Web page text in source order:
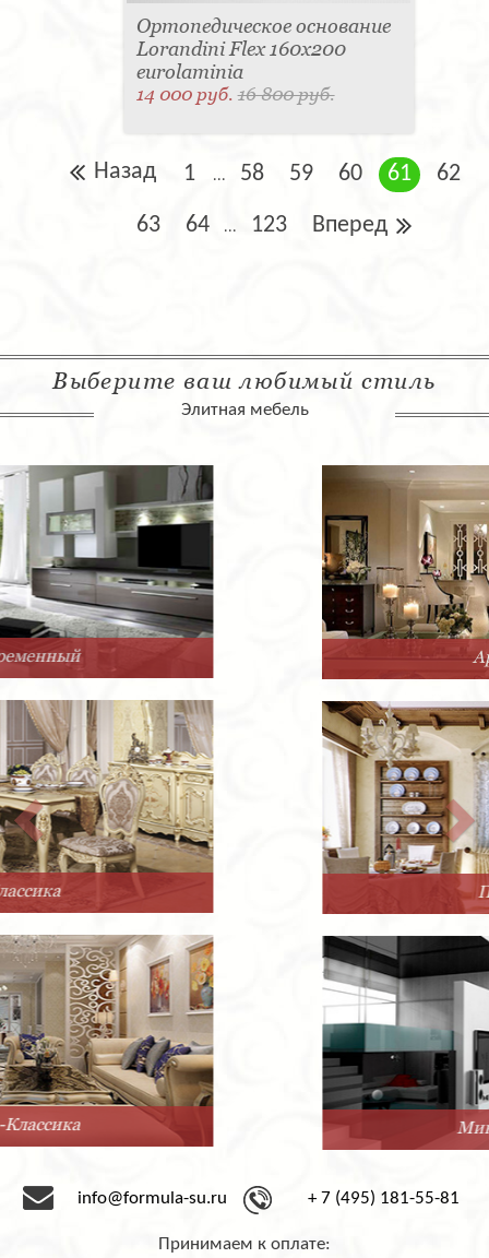
Ортопедическое основание
Lorandini Flex 160x200
eurolaminia
14 000 руб.16 800 руб.
Назад 1 ... 58 59 60 61 62
63 64 ... 123 Вперед
Выберите ваш любимый стиль
Элитная мебель
info@formula-su.ru + 7 (495) 181-55-81
Принимаем к оплате: